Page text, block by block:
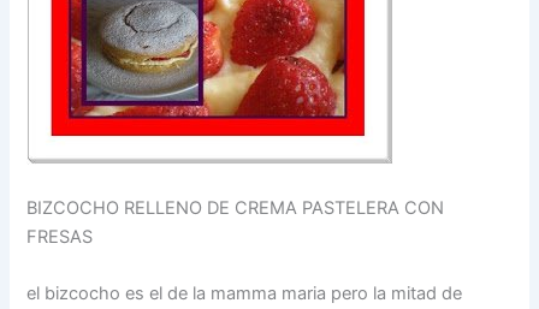
BIZCOCHO RELLENO DE CREMA PASTELERA CON
FRESAS
el bizcocho es el de la mamma maria pero la mitad de